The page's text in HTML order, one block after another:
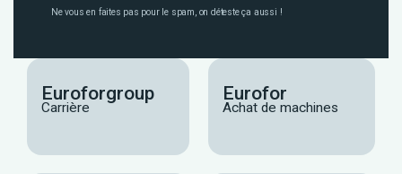
Ne vous en faites pas pour le spam, on déteste ça aussi !
Euroforgroup
Carrière
Eurofor
Achat de machines